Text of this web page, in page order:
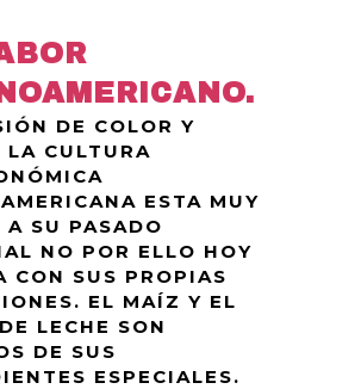
DE COLOR Y
LA CULTURA
ESTA MUY
A SU PASADO
NO POR ELLO HOY
CON SUS PROPIAS
EL MAÍZ Y EL
LECHE SON
DE SUS
ESPECIALES.